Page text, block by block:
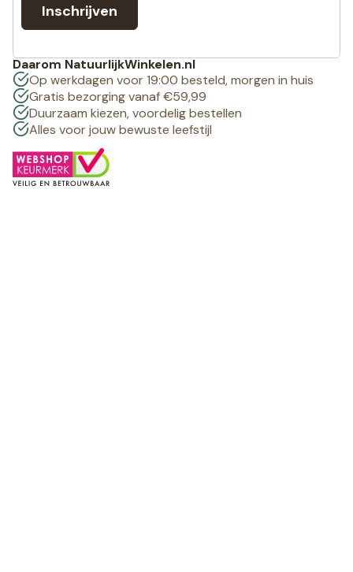
Inschrijven
Daarom NatuurlijkWinkelen.nl
Op werkdagen voor 19:00 besteld, morgen in huis
Gratis bezorging vanaf €59,99
Duurzaam kiezen, voordelig bestellen
Alles voor jouw bewuste leefstijl